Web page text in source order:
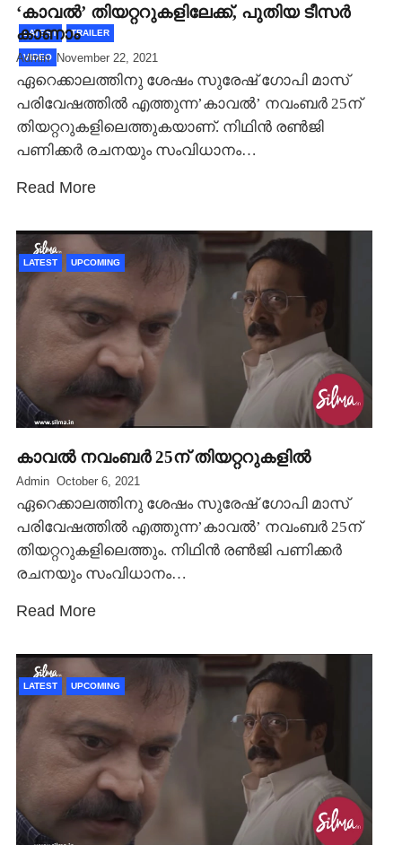
LATEST TRAILER
VIDEO
‘കാവല്‍’ തിയറ്ററുകളിലേക്ക്, പുതിയ ടീസര്‍
കാണാം
Admin November 22, 2021
ഏറെക്കാലത്തിനു ശേഷം സുരേഷ് ഗോപി മാസ്
പരിവേഷത്തില്‍ എത്തുന്ന’കാവല്‍’ നവംബര്‍ 25ന്
തിയറ്ററുകളിലെത്തുകയാണ്. നിഥിന്‍ രണ്‍ജി
പണിക്കര്‍ രചനയും സംവിധാനം…
Read More
LATEST UPCOMING
കാവല്‍ നവംബര്‍ 25ന് തിയറ്ററുകളില്‍
Admin October 6, 2021
ഏറെക്കാലത്തിനു ശേഷം സുരേഷ് ഗോപി മാസ്
പരിവേഷത്തില്‍ എത്തുന്ന’കാവല്‍’ നവംബര്‍ 25ന്
തിയറ്ററുകളിലെത്തും. നിഥിന്‍ രണ്‍ജി പണിക്കര്‍
രചനയും സംവിധാനം…
Read More
LATEST UPCOMING